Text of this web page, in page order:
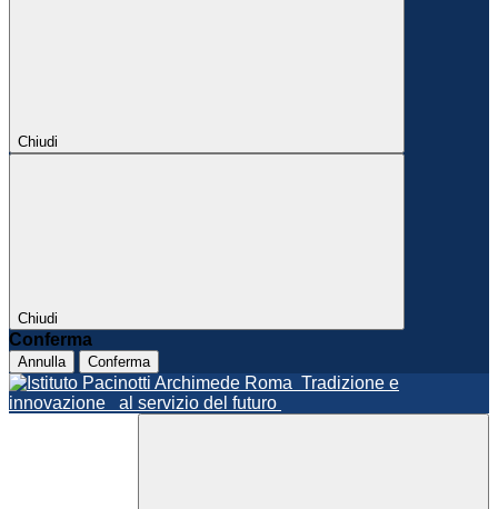
Chiudi
Chiudi
Conferma
Annulla Conferma
Roma Tradizione e
innovazione
al servizio del futuro